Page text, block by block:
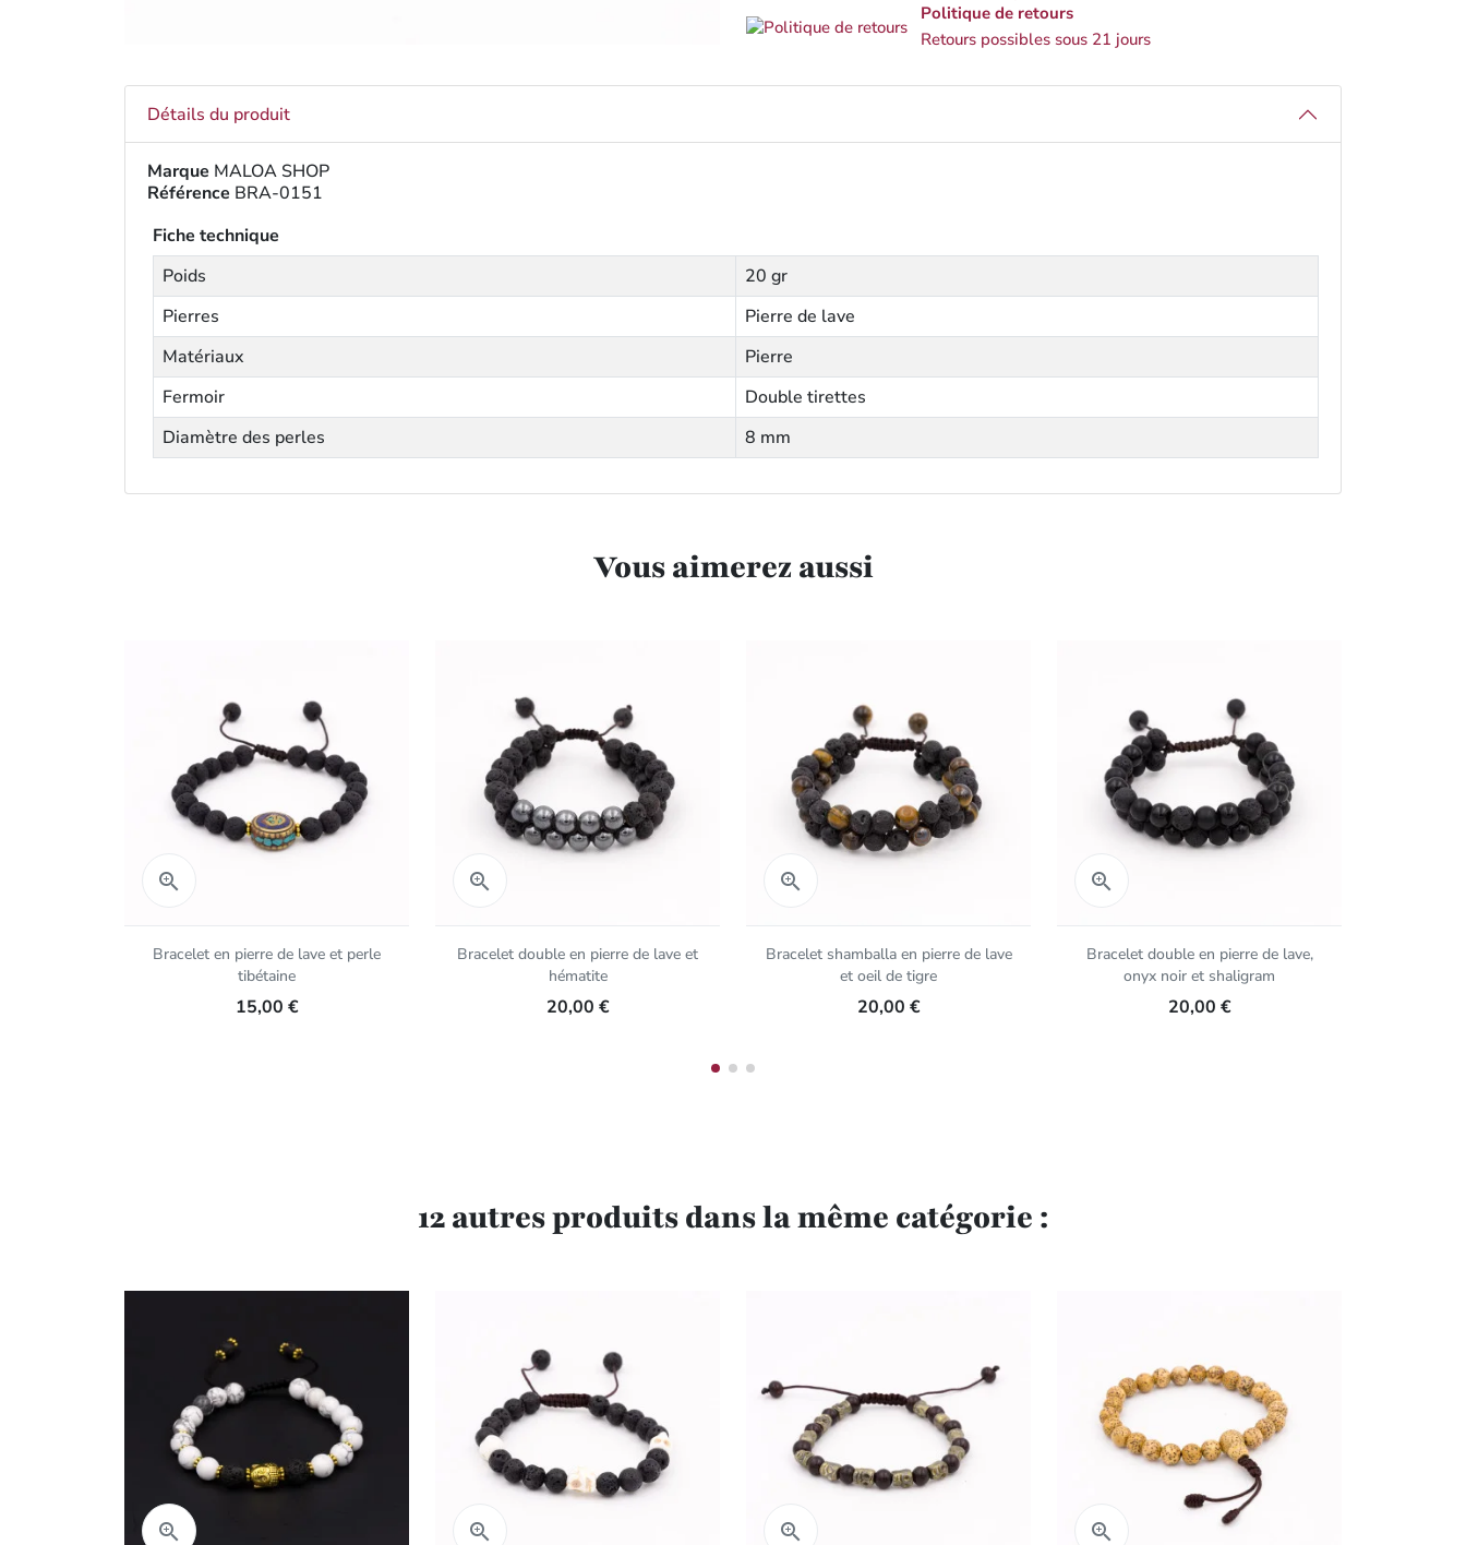
Politique de retours
Retours possibles sous 21 jours
Détails du produit
Marque MALOA SHOP
Référence BRA-0151
Fiche technique
Poids
20 gr
Pierres
Pierre de lave
Matériaux
Pierre
Fermoir
Double tirettes
Diamètre des perles
8 mm
Vous aimerez aussi

Bracelet en pierre de lave et perle
tibétaine
15,00 €

Bracelet double en pierre de lave et
hématite
20,00 €

Bracelet shamballa en pierre de lave
et oeil de tigre
20,00 €

Bracelet double en pierre de lave,
onyx noir et shaligram
20,00 €
12 autres produits dans la même catégorie :
 Aperçu rapide    Aperçu rapide